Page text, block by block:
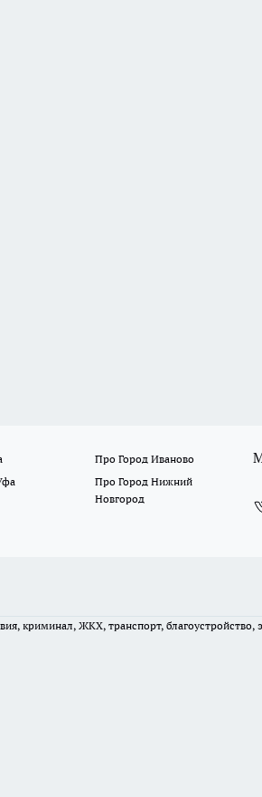
Про Город Иваново
Про Город Нижний
Новгород
криминал, ЖКХ, транспорт,